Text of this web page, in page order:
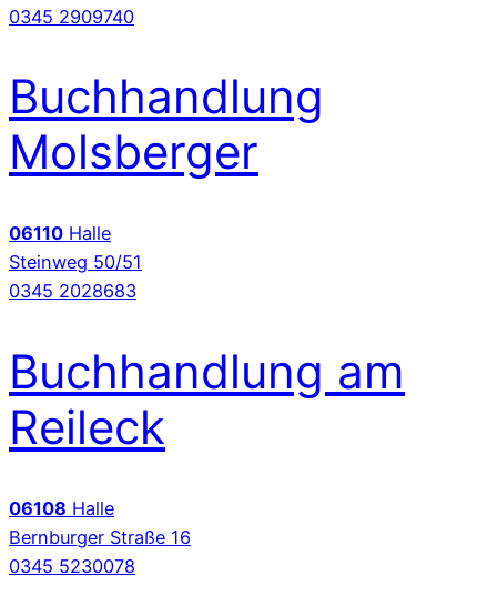
0345 2909740
Buchhandlung
Molsberger
06110 Halle
Steinweg 50/51
0345 2028683
Buchhandlung am
Reileck
06108 Halle
Bernburger Straße 16
0345 5230078